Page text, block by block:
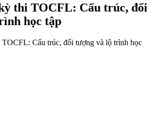
thi TOCFL: Cấu trúc, đối
học tập